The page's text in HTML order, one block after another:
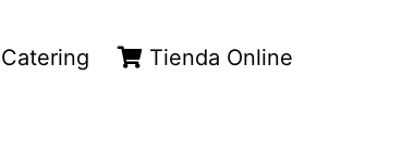
Catering Tienda Online